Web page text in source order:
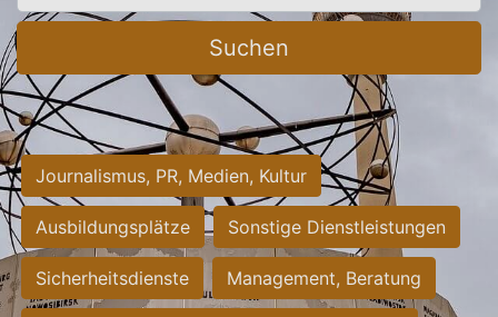
Suchen
Journalismus, PR, Medien, Kultur
Ausbildungsplätze Sonstige Dienstleistungen
Sicherheitsdienste Management, Beratung